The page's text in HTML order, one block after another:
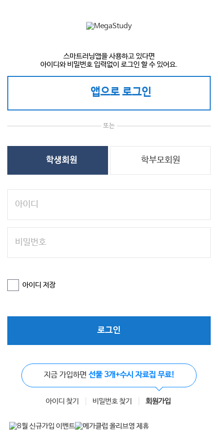
스마트러닝앱을 사용하고 있다면
아이디와 비밀번호 입력없이 로그인 할 수 있어요.
앱으로 로그인
또는
학생회원 학부모회원
아이디 저장
로그인
지금 가입하면 선물 3개+수시 자료집 무료!
아이디 찾기 비밀번호 찾기 회원가입